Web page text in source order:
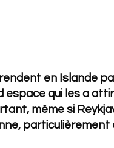
en Islande
qui les a
même si
particulièrement